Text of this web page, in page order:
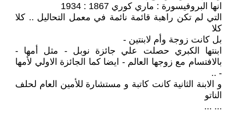
انها البروفيسورة : ماري كوري 1867 : 1934
التي لم تكن راهبة قائمة نائمة في معمل التحاليل .. كلا
كلا
بل كانت زوجة وأم لابنتين -
ابنتها الكبري حصلت علي جائزة نوبل - مثل أمها -
بالافتسام مع زوجها العالم - ايضا كما الجائزة الاولي لأمها
- ..
و الابنة الثانية كانت كاتبة و مستشارة للأمين العام لحلف
الناتو
... ...